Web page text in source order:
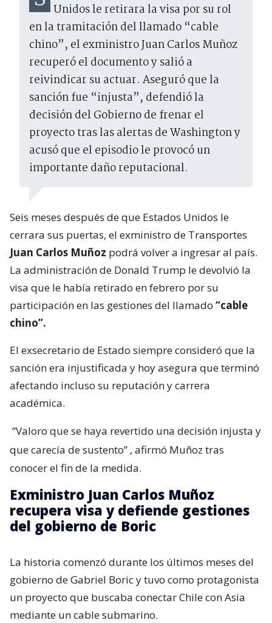
Unidos le retirara la visa por su rol
en la tramitación del llamado “cable
chino”, el exministro Juan Carlos Muñoz
recuperó el documento y salió a
reivindicar su actuar. Aseguró que la
sanción fue “injusta”, defendió la
decisión del Gobierno de frenar el
proyecto tras las alertas de Washington y
acusó que el episodio le provocó un
importante daño reputacional.
Seis meses después de que Estados Unidos le
cerrara sus puertas, el exministro de Transportes
Juan Carlos Muñoz podrá volver a ingresar al país.
La administración de Donald Trump le devolvió la
visa que le había retirado en febrero por su
participación en las gestiones del llamado “cable
chino”.
El exsecretario de Estado siempre consideró que la
sanción era injustificada y hoy asegura que terminó
afectando incluso su reputación y carrera
académica.
“Valoro que se haya revertido una decisión injusta y
que carecía de sustento” , afirmó Muñoz tras
conocer el fin de la medida.
Exministro Juan Carlos Muñoz
recupera visa y defiende gestiones
del gobierno de Boric
La historia comenzó durante los últimos meses del
gobierno de Gabriel Boric y tuvo como protagonista
un proyecto que buscaba conectar Chile con Asia
mediante un cable submarino.